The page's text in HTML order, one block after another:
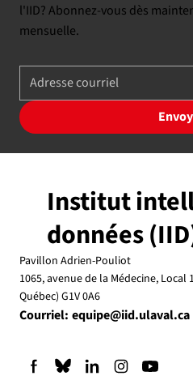
l'IID? Abonnez-vous dès
mensuelle.
Institut
données
Pavillon Adrien-Pouliot
1065, avenue de la Médecine, Local
Québec) G1V 0A6
Courriel: equipe@iid.ulaval.ca